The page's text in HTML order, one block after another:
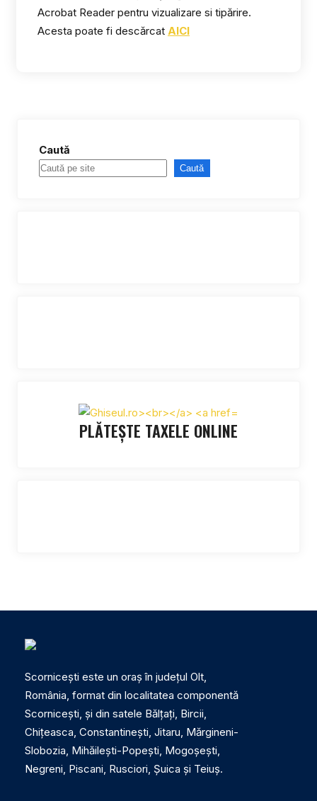
Acrobat Reader pentru vizualizare si tipărire.
Acesta poate fi descărcat AICI
Caută
Caută
PLĂTEȘTE TAXELE ONLINE
Scornicești este un oraș în județul Olt,
România, format din localitatea componentă
Scornicești, și din satele Bălțați, Bircii,
Chițeasca, Constantinești, Jitaru, Mărgineni-
Slobozia, Mihăilești-Popești, Mogoșești,
Negreni, Piscani, Rusciori, Șuica și Teiuș.